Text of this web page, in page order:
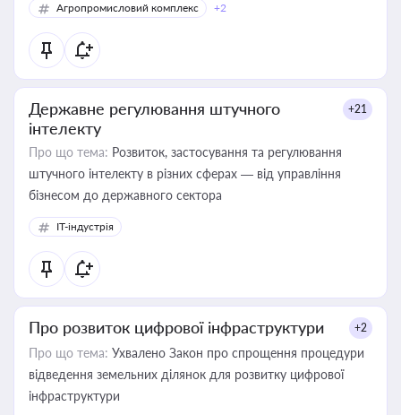
Агропромисловий комплекс
+2
Державне регулювання штучного
інтелекту
+21
Про що тема: Розвиток, застосування та регулювання
штучного інтелекту в різних сферах — від управління
бізнесом до державного сектора
IT-індустрія
Про розвиток цифрової інфраструктури +2
Про що тема: Ухвалено Закон про спрощення процедури
відведення земельних ділянок для розвитку цифрової
інфраструктури